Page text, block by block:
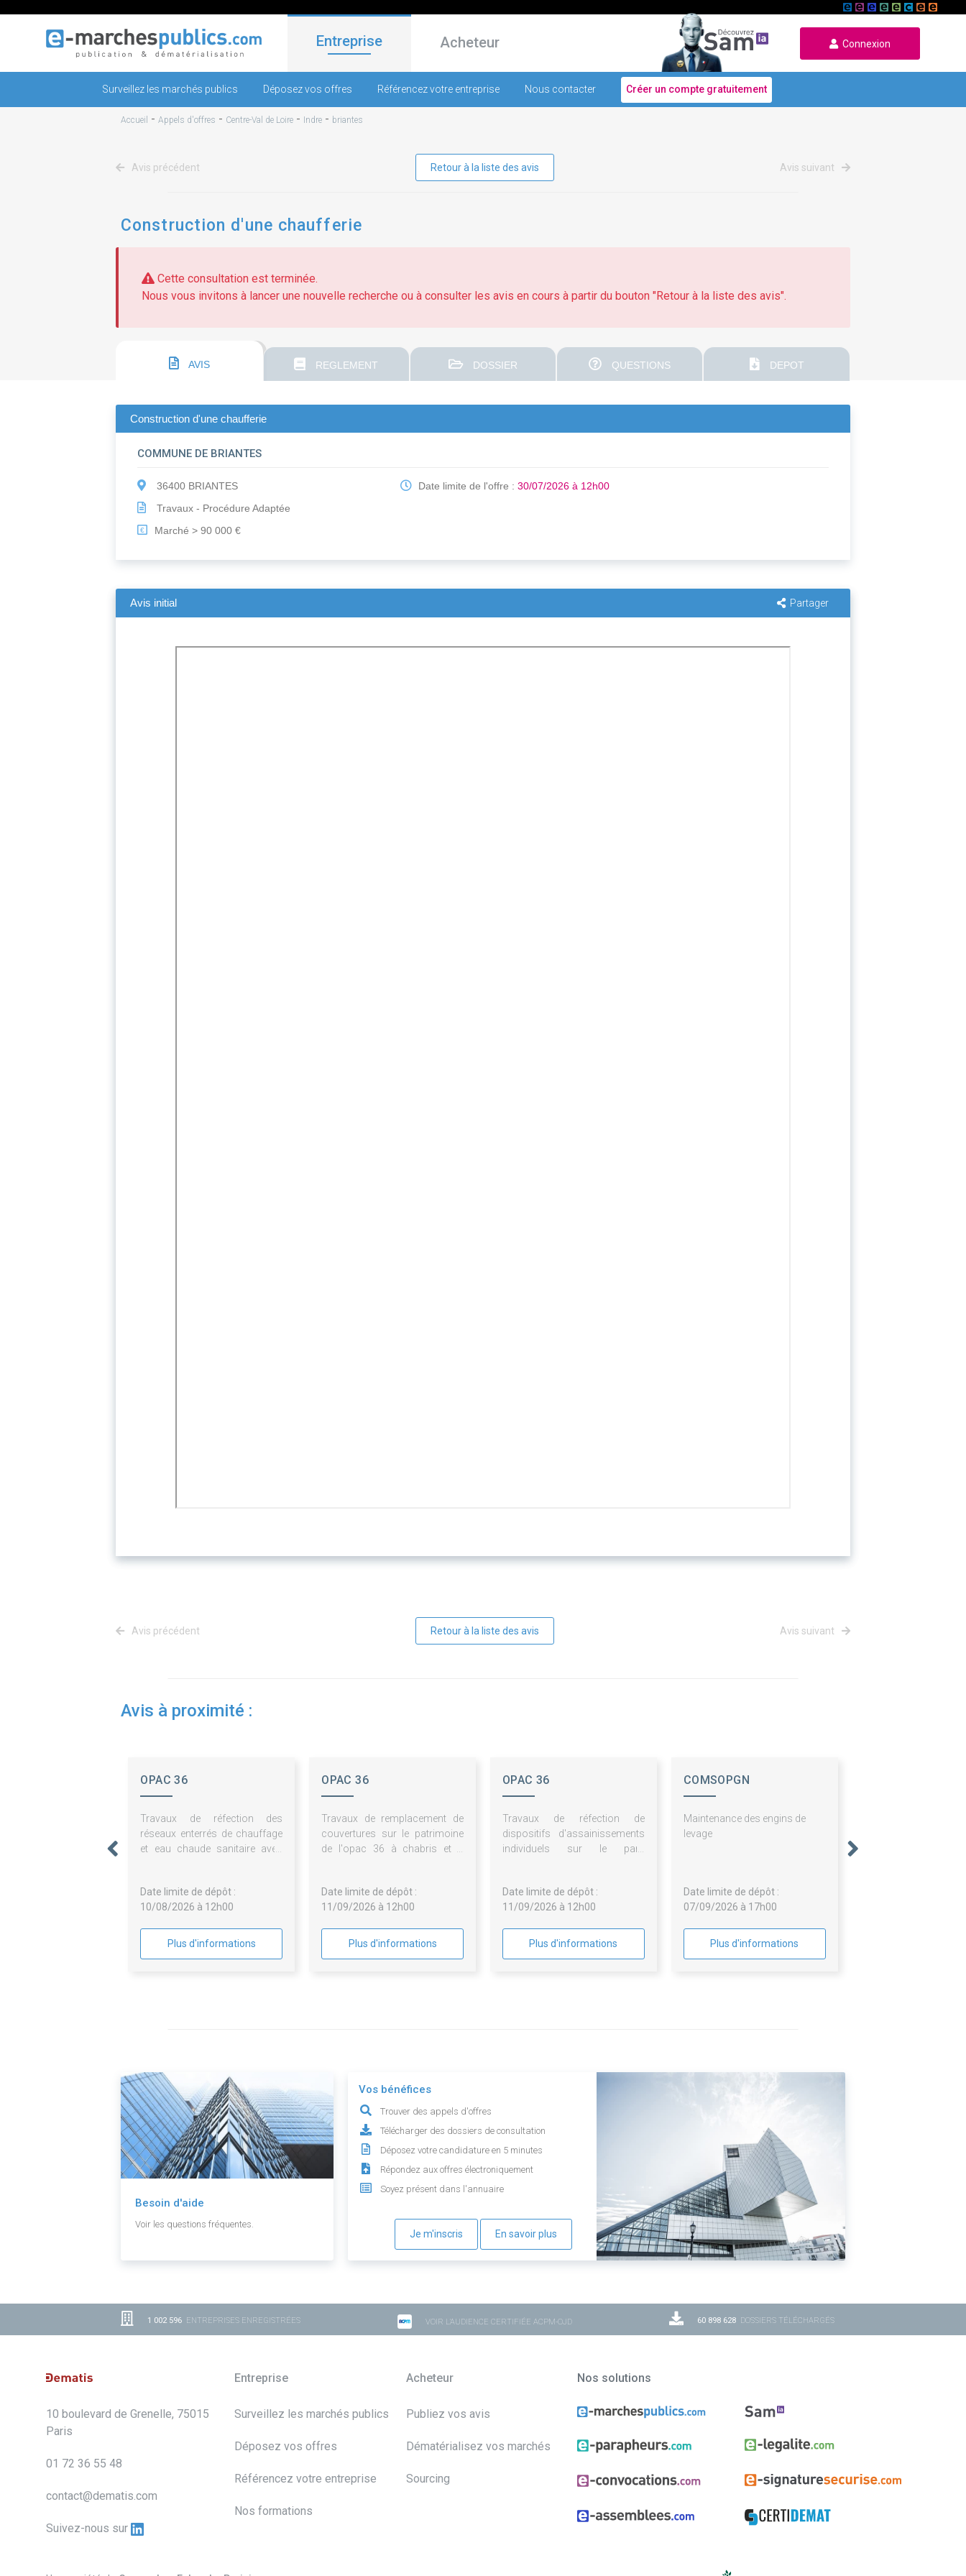
Entreprise Acheteur Connexion
Surveillez les marchés publics Déposez vos offres Référencez votre entreprise Nous contacter Créer un compte gratuitement
Accueil - Appels d'offres - Centre-Val de Loire - Indre - briantes
Avis précédent Retour à la liste des avis Avis suivant
Construction d'une chaufferie
Cette consultation est terminée.
Nous vous invitons à lancer une nouvelle recherche ou à consulter les avis en cours à partir du bouton "Retour à la liste des avis".
AVIS REGLEMENT DOSSIER QUESTIONS DEPOT
Construction d'une chaufferie
COMMUNE DE BRIANTES
36400 BRIANTES
Travaux - Procédure Adaptée
€ Marché > 90 000 €
Date limite de l'offre : 30/07/2026 à 12h00
Avis initial Partager
Avis précédent Retour à la liste des avis Avis suivant
Avis à proximité :
OPAC 36
Travaux de réfection des
réseaux enterrés de chauffage
et eau chaude sanitaire avec
les sites « beaulieu » et «
tassigny » à châteauroux
Date limite de dépôt :
10/08/2026 à 12h00
Plus d'informations
OPAC 36
Travaux de remplacement de
couvertures sur le patrimoine
de l'opac 36 à chabris et à
Date limite de dépôt :
11/09/2026 à 12h00
Plus d'informations
OPAC 36
Travaux de réfection de
dispositifs d'assainissements
individuels sur le parc
Date limite de dépôt :
11/09/2026 à 12h00
Plus d'informations
COMSOPGN
Maintenance des engins de
levage
Date limite de dépôt :
07/09/2026 à 17h00
Plus d'informations
Besoin d'aide
Voir les questions fréquentes.
Vos bénéfices
Trouver des appels d'offres
Télécharger des dossiers de consultation
Déposez votre candidature en 5 minutes
Répondez aux offres électroniquement
Soyez présent dans l'annuaire
Je m'inscris En savoir plus
1 002 596 ENTREPRISES ENREGISTRÉES VOIR L'AUDIENCE CERTIFIÉE ACPM-OJD 60 898 628 DOSSIERS TÉLÉCHARGÉS
10 boulevard de Grenelle, 75015
Paris
01 72 36 55 48
contact@dematis.com
Suivez-nous sur
Entreprise
Surveillez les marchés publics
Déposez vos offres
Référencez votre entreprise
Nos formations
Acheteur
Publiez vos avis
Dématérialisez vos marchés
Sourcing
Nos solutions